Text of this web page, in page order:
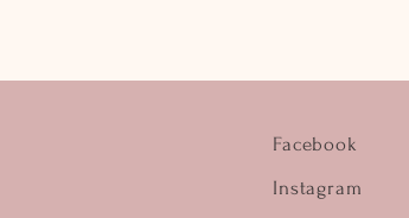
Facebook
Instagram